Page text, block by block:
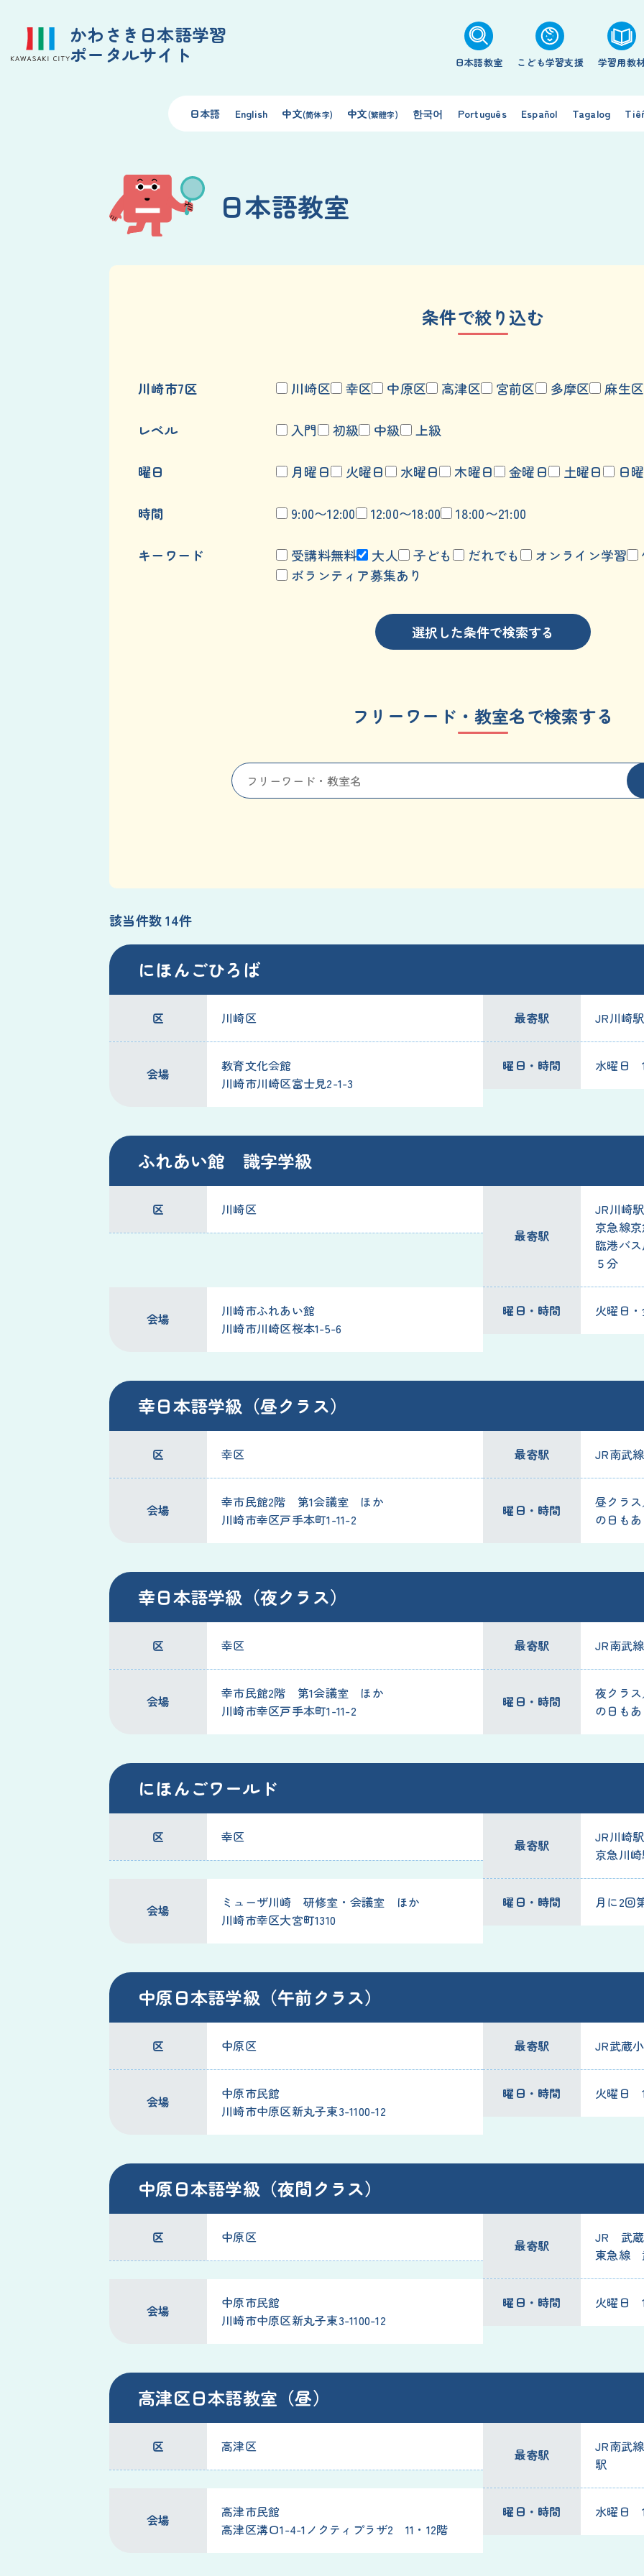
かわさき日本語学習
ポータルサイト
日本語教室 こども学習支援 学習用教
日本語 English 中文(简体字) 中文(繁體字) 한국어 Português Español Tagalog
日本語教室
条件で絞り込む
川崎市7区 川崎区 幸区 中原区 高津区 宮前区 多摩区 麻生区
レベル 入門 初級 中級 上級
曜日 月曜日 火曜日 水曜日 木曜日 金曜日 土曜日 日
時間 9:00〜12:00 12:00〜18:00 18:00〜21:00
キーワード 受講料無料 大人 子ども だれでも オンライン学習
ボランティア募集あり
選択した条件で検索する
フリーワード・教室名で検索する
該当件数 14件
にほんごひろば
区 川崎区 最寄駅 JR川崎
会場
教育文化会館
川崎市川崎区富士見2-1-3
曜日・時間 水曜日
ふれあい館 識字学級
区
川崎区
最寄駅
JR川崎駅
京急線
臨港バ
５分
会場
川崎市ふれあい館
川崎市川崎区桜本1-5-6
曜日・時間 火曜日・
幸日本語学級（昼クラス）
区 幸区 最寄駅 JR南武
会場
幸市民館2階 第1会議室 ほか
川崎市幸区戸手本町1-11-2
曜日・時間
昼クラ
の日も
幸日本語学級（夜クラス）
区 幸区 最寄駅 JR南武
会場
幸市民館2階 第1会議室 ほか
川崎市幸区戸手本町1-11-2
曜日・時間
夜クラ
の日も
にほんごワールド
区 幸区 最寄駅
JR川崎
京急川
会場
ミューザ川崎 研修室・会議室 ほか
川崎市幸区大宮町1310
曜日・時間 月に2回
中原日本語学級（午前クラス）
区 中原区 最寄駅 JR武蔵
会場
中原市民館
川崎市中原区新丸子東3-1100-12
曜日・時間 火曜日
中原日本語学級（夜間クラス）
区 中原区 最寄駅
JR 武
東急線
会場
中原市民館
川崎市中原区新丸子東3-1100-12
曜日・時間 火曜日
高津区日本語教室（昼）
区 高津区 最寄駅
JR南武
駅
会場
高津市民館
高津区溝口1-4-1ノクティプラザ2 11・12階
曜日・時間 水曜日